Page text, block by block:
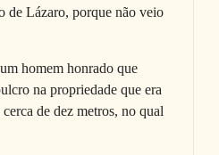
de Lázaro, porque não veio
homem honrado que
na propriedade que era
de dez metros, no qual